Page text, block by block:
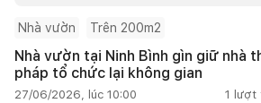
Nhà vườn Trên 200m2
Nhà vườn tại Ninh Bình gìn giữ nhà
pháp tổ chức lại không gian
27/06/2026, lúc 10:00 1 lượt